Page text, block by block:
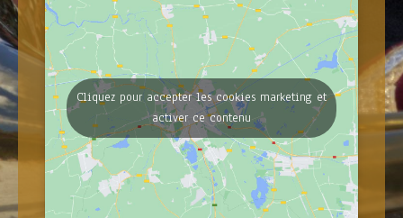
Cliquez pour accepter les cookies marketing et
activer ce contenu